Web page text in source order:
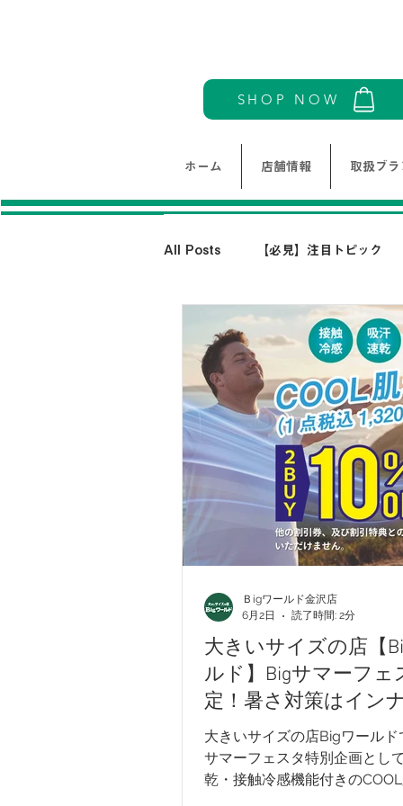
SHOP NOW
ホーム 店舗情報 取扱ブラ
All Posts 【必見】注目トピック
モリワンワールドレディース新着情
THE NORTH FACE-ノースフェ
G-stage EDWIN - エドウィ
メンズカジュアル ウィメンズ
入学式アイテム キャンペーン
大きいサイズの店【
ルド】Bigサマーフェ
定！暑さ対策はイン
ら！COOL肌着が2点購
10％OFF！
大きいサイズの店Bigワールド
サマーフェスタ特別企画として
乾・接触冷感機能付きのCOOL
Ｂigワールド金沢店
6月2日
読了時間: 2分